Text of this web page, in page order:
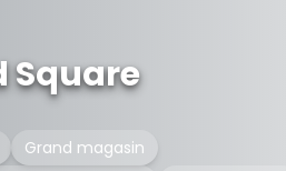
Square
Grand magasin